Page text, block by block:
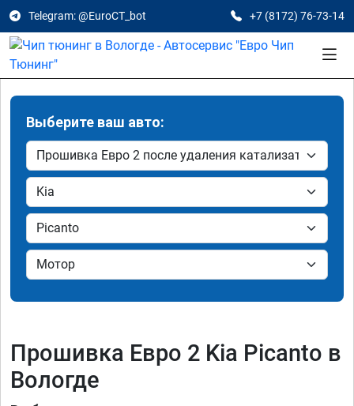
Telegram: @EuroCT_bot +7 (8172) 76-73-14
Выберите ваш авто:
Прошивка Евро 2 Kia Picanto в
Вологде